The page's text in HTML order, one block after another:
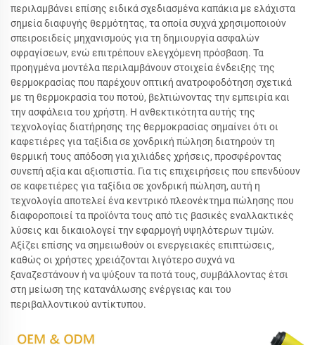
περιλαμβάνει επίσης ειδικά σχεδιασμένα καπάκια με ελάχιστα
σημεία διαφυγής θερμότητας, τα οποία συχνά χρησιμοποιούν
σπειροειδείς μηχανισμούς για τη δημιουργία ασφαλών
σφραγίσεων, ενώ επιτρέπουν ελεγχόμενη πρόσβαση. Τα
προηγμένα μοντέλα περιλαμβάνουν στοιχεία ένδειξης της
θερμοκρασίας που παρέχουν οπτική ανατροφοδότηση σχετικά
με τη θερμοκρασία του ποτού, βελτιώνοντας την εμπειρία και
την ασφάλεια του χρήστη. Η ανθεκτικότητα αυτής της
τεχνολογίας διατήρησης της θερμοκρασίας σημαίνει ότι οι
καφετιέρες για ταξίδια σε χονδρική πώληση διατηρούν τη
θερμική τους απόδοση για χιλιάδες χρήσεις, προσφέροντας
συνεπή αξία και αξιοπιστία. Για τις επιχειρήσεις που επενδύουν
σε καφετιέρες για ταξίδια σε χονδρική πώληση, αυτή η
τεχνολογία αποτελεί ένα κεντρικό πλεονέκτημα πώλησης που
διαφοροποιεί τα προϊόντα τους από τις βασικές εναλλακτικές
λύσεις και δικαιολογεί την εφαρμογή υψηλότερων τιμών.
Αξίζει επίσης να σημειωθούν οι ενεργειακές επιπτώσεις,
καθώς οι χρήστες χρειάζονται λιγότερο συχνά να
ξαναζεστάνουν ή να ψύξουν τα ποτά τους, συμβάλλοντας έτσι
στη μείωση της κατανάλωσης ενέργειας και του
περιβαλλοντικού αντίκτυπου.